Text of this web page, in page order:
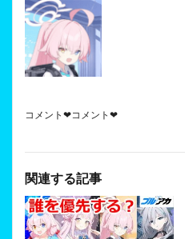
コメント❤コメント❤
関連する記事